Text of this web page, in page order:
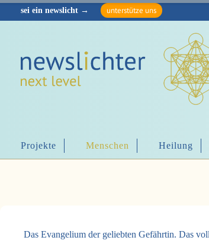
u
g
Z
unterstütze uns
Projekte Menschen Heilung
Das Evangelium der geliebten Gefährtin. Das